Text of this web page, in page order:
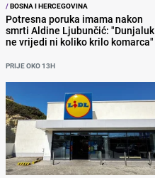
/BOSNA I HERCEGOVINA
Potresna poruka imama nakon
smrti Aldine Ljubunčić: "Dunjaluk
ne vrijedi ni koliko krilo komarca"
PRIJE OKO 13H